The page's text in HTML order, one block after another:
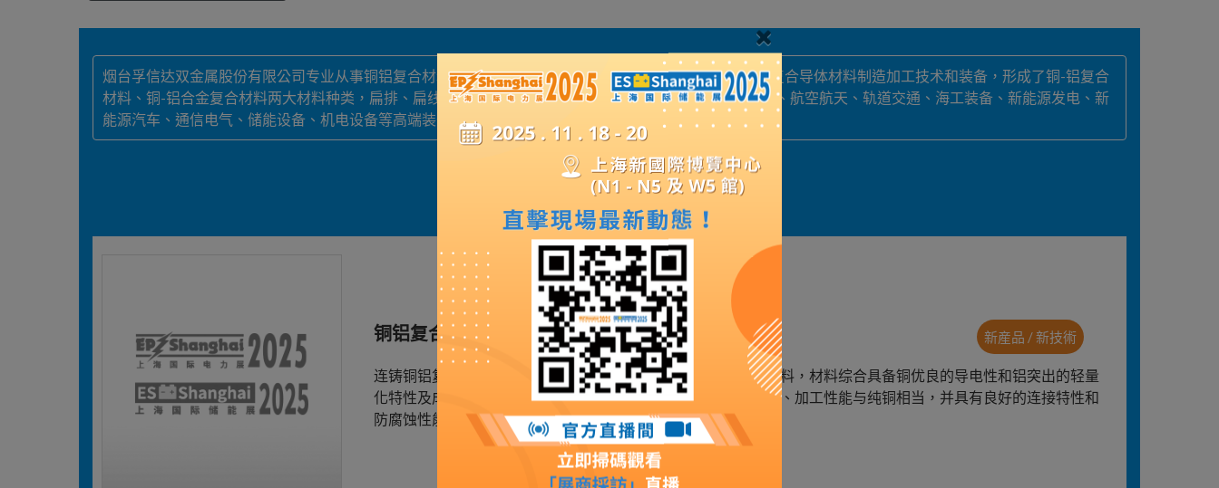
烟台孚信达双金属股份有限公司专业从事铜铝复合材料及产品生产研发，研发了具有自主知识产权的系列复合导体材料制造加工技术和装备，形成了铜-铝复合
材料、铜-铝合金复合材料两大材料种类，扁排、扁线、圆线、圆棒四大系列产品的格局。产品已在输配电、航空航天、轨道交通、海工装备、新能源发电、新
能源汽车、通信电气、储能设备、机电设备等高端装备领域得到广泛应用。
展品詳情
铜铝复合排 新産品 / 新技術
连铸铜铝复合材料一种高性能、轻量化、高性价比的复合导体材料，材料综合具备铜优良的导电性和铝突出的轻量
化特性及成本优势界面结合强度高、力学性能和稳定性好，强度、加工性能与纯铜相当，并具有良好的连接特性和
防腐蚀性能，可代替铜排作为导体材料，已安全应用多年。